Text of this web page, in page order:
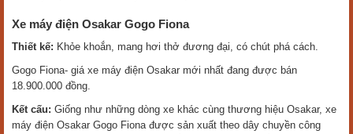
Xe máy điện Osakar Gogo Fiona
Thiết kế: Khỏe khoắn, mang hơi thở đương đại, có chút phá cách.
Gogo Fiona- giá xe máy điện Osakar mới nhất đang được bán
18.900.000 đồng.
Kết cấu: Giống như những dòng xe khác cùng thương hiệu Osakar, xe
máy điện Osakar Gogo Fiona được sản xuất theo dây chuyền công